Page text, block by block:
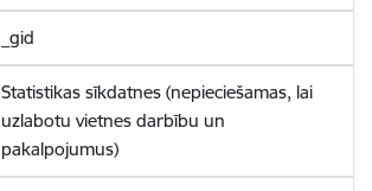
_gid
Statistikas sīkdatnes (nepieciešamas, lai
uzlabotu vietnes darbību un
pakalpojumus)